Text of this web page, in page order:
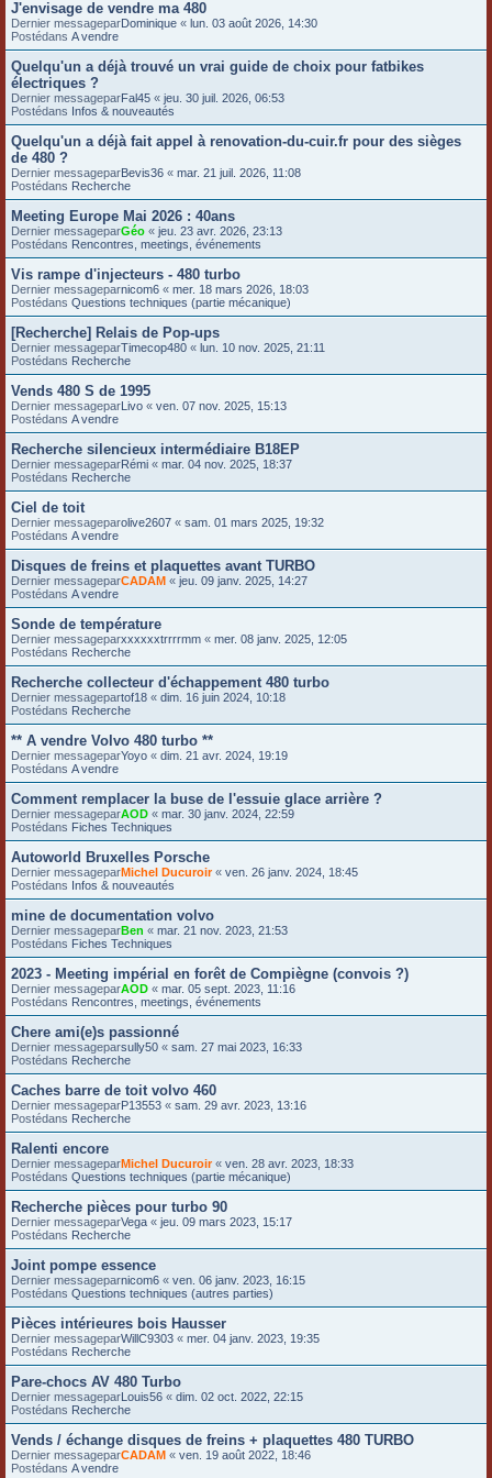
J'envisage de vendre ma 480
Dernier messageparDominique « lun. 03 août 2026, 14:30
Postédans A vendre
Quelqu'un a déjà trouvé un vrai guide de choix pour fatbikes
électriques ?
Dernier messageparFal45 « jeu. 30 juil. 2026, 06:53
Postédans Infos & nouveautés
Quelqu'un a déjà fait appel à renovation-du-cuir.fr pour des sièges
de 480 ?
Dernier messageparBevis36 « mar. 21 juil. 2026, 11:08
Postédans Recherche
Meeting Europe Mai 2026 : 40ans
Dernier messageparGéo « jeu. 23 avr. 2026, 23:13
Postédans Rencontres, meetings, événements
Vis rampe d'injecteurs - 480 turbo
Dernier messageparnicom6 « mer. 18 mars 2026, 18:03
Postédans Questions techniques (partie mécanique)
[Recherche] Relais de Pop-ups
Dernier messageparTimecop480 « lun. 10 nov. 2025, 21:11
Postédans Recherche
Vends 480 S de 1995
Dernier messageparLivo « ven. 07 nov. 2025, 15:13
Postédans A vendre
Recherche silencieux intermédiaire B18EP
Dernier messageparRémi « mar. 04 nov. 2025, 18:37
Postédans Recherche
Ciel de toit
Dernier messageparolive2607 « sam. 01 mars 2025, 19:32
Postédans A vendre
Disques de freins et plaquettes avant TURBO
Dernier messageparCADAM « jeu. 09 janv. 2025, 14:27
Postédans A vendre
Sonde de température
Dernier messageparxxxxxxtrrrrmm « mer. 08 janv. 2025, 12:05
Postédans Recherche
Recherche collecteur d'échappement 480 turbo
Dernier messagepartof18 « dim. 16 juin 2024, 10:18
Postédans Recherche
** A vendre Volvo 480 turbo **
Dernier messageparYoyo « dim. 21 avr. 2024, 19:19
Postédans A vendre
Comment remplacer la buse de l'essuie glace arrière ?
Dernier messageparAOD « mar. 30 janv. 2024, 22:59
Postédans Fiches Techniques
Autoworld Bruxelles Porsche
Dernier messageparMichel Ducuroir« ven. 26 janv. 2024, 18:45
Postédans Infos & nouveautés
mine de documentation volvo
Dernier messageparBen « mar. 21 nov. 2023, 21:53
Postédans Fiches Techniques
2023 - Meeting impérial en forêt de Compiègne (convois ?)
Dernier messageparAOD « mar. 05 sept. 2023, 11:16
Postédans Rencontres, meetings, événements
Chere ami(e)s passionné
Dernier messageparsully50 « sam. 27 mai 2023, 16:33
Postédans Recherche
Caches barre de toit volvo 460
Dernier messageparP13553 « sam. 29 avr. 2023, 13:16
Postédans Recherche
Ralenti encore
Dernier messageparMichel Ducuroir« ven. 28 avr. 2023, 18:33
Postédans Questions techniques (partie mécanique)
Recherche pièces pour turbo 90
Dernier messageparVega « jeu. 09 mars 2023, 15:17
Postédans Recherche
Joint pompe essence
Dernier messageparnicom6 « ven. 06 janv. 2023, 16:15
Postédans Questions techniques (autres parties)
Pièces intérieures bois Hausser
Dernier messageparWillC9303 « mer. 04 janv. 2023, 19:35
Postédans Recherche
Pare-chocs AV 480 Turbo
Dernier messageparLouis56 « dim. 02 oct. 2022, 22:15
Postédans Recherche
Vends / échange disques de freins + plaquettes 480 TURBO
Dernier messageparCADAM « ven. 19 août 2022, 18:46
Postédans A vendre